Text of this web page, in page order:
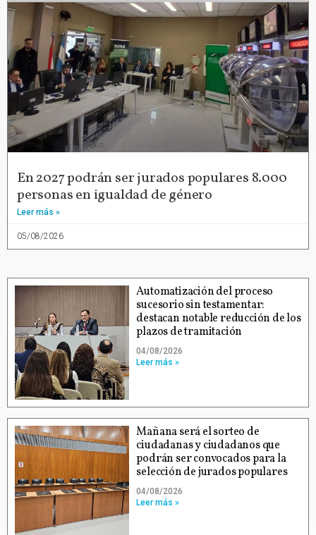
En 2027 podrán ser jurados populares 8.000
personas en igualdad de género
Leer más »
05/08/2026
Automatización del proceso
sucesorio sin testamentar:
destacan notable reducción de los
plazos de tramitación
04/08/2026
Leer más »
Mañana será el sorteo de
ciudadanas y ciudadanos que
podrán ser convocados para la
selección de jurados populares
04/08/2026
Leer más »